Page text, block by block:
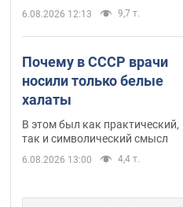
6.08.2026 12:13 9,7 т.
Почему в СССР врачи
носили только белые
халаты
В этом был как практический,
так и символический смысл
6.08.2026 13:00 4,4 т.